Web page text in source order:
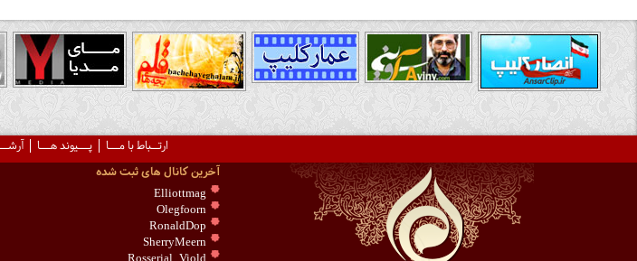
ارتــباط با مـــا پـــیوند هـــا
آخرین کانال های ثبت شده
Elliottmag
Olegfoorn
RonaldDop
SherryMeern